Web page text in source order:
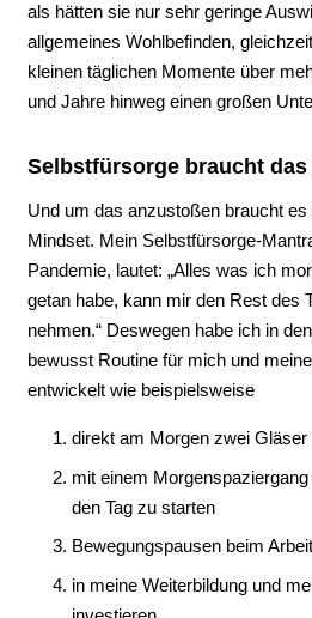
als hätten sie nur sehr geringe
allgemeines Wohlbefinden,
kleinen täglichen Momente über
und Jahre hinweg einen großen
Selbstfürsorge braucht
Und um das anzustoßen braucht es
Mindset. Mein Selbstfürsorge-
Pandemie, lautet: „Alles was ich
getan habe, kann mir den Rest des
nehmen.“ Deswegen habe ich in
bewusst Routine für mich und
entwickelt wie beispielsweise
direkt am Morgen zwei
mit einem
den Tag zu starten
Bewegungspausen beim
in meine Weiterbildung und